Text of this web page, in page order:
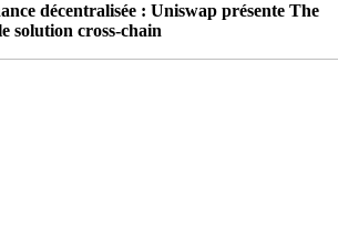
décentralisée : Uniswap présente The
solution cross-chain